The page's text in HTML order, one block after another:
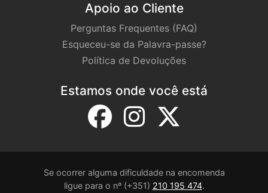
Apoio ao Cliente
Perguntas Frequentes (FAQ)
Esqueceu-se da Palavra-passe?
Política de Devoluções
Estamos onde você está
Se ocorrer alguma dificuldade na encomenda
ligue para o nº (+351) 210 195 474.